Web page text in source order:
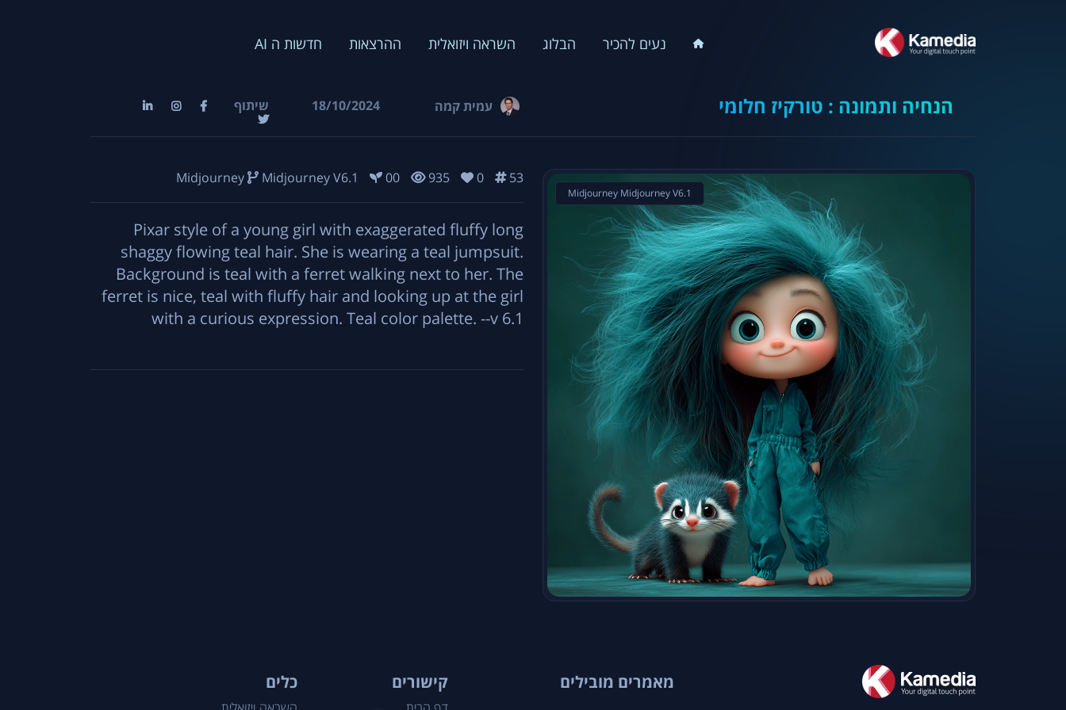
נעים להכיר הבלוג השראה ויזואלית ההרצאות חדשות ה AI
הנחיה ותמונה : טורקיז חלומי עמית קמה 18/10/2024 שיתוף
Midjourney Midjourney V6.1
Midjourney Midjourney V6.1 00 935 0 53
Pixar style of a young girl with exaggerated fluffy long
shaggy flowing teal hair. She is wearing a teal jumpsuit.
Background is teal with a ferret walking next to her. The
ferret is nice, teal with fluffy hair and looking up at the girl
with a curious expression. Teal color palette. --v 6.1
מאמרים מובילים קישורים כלים